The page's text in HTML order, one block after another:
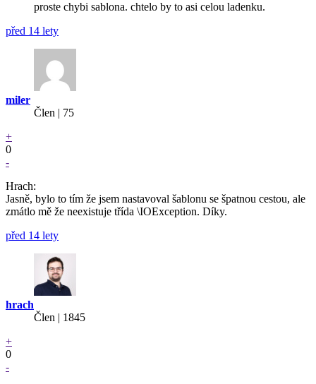
proste chybi sablona. chtelo by to asi celou ladenku.
před 14 lety
miler
Člen | 75
+
0
-
Hrach:
Jasně, bylo to tím že jsem nastavoval šablonu se špatnou cestou, ale
zmátlo mě že neexistuje třída \IOException. Díky.
před 14 lety
hrach
Člen | 1845
+
0
-